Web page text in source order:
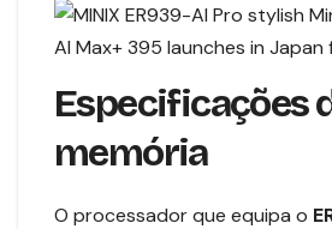
Especificações
memória
O processador que equipa o